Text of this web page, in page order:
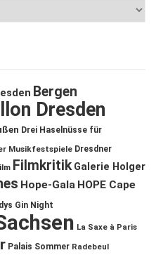
Bergen
Dresden
Drei Haselnüsse für
Musikfestspiele Dresdner
Filmkritik Galerie Holger
Hope-Gala HOPE Cape
Gin Night
La Saxe à Paris
Palais Sommer Radebeul